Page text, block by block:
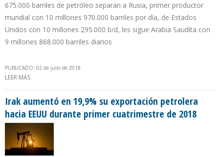
675.000 barriles de petróleo separan a Rusia, primer productor
mundial con 10 millones 970.000 barriles por día, de Estados
Unidos con 10 millones 295.000 b/d, les sigue Arabia Saudita con
9 millones 868.000 barriles diarios
PUBLICADO: 02 de julio de 2018
LEER MÁS
Irak aumentó en 19,9% su exportación petrolera
hacia EEUU durante primer cuatrimestre de 2018